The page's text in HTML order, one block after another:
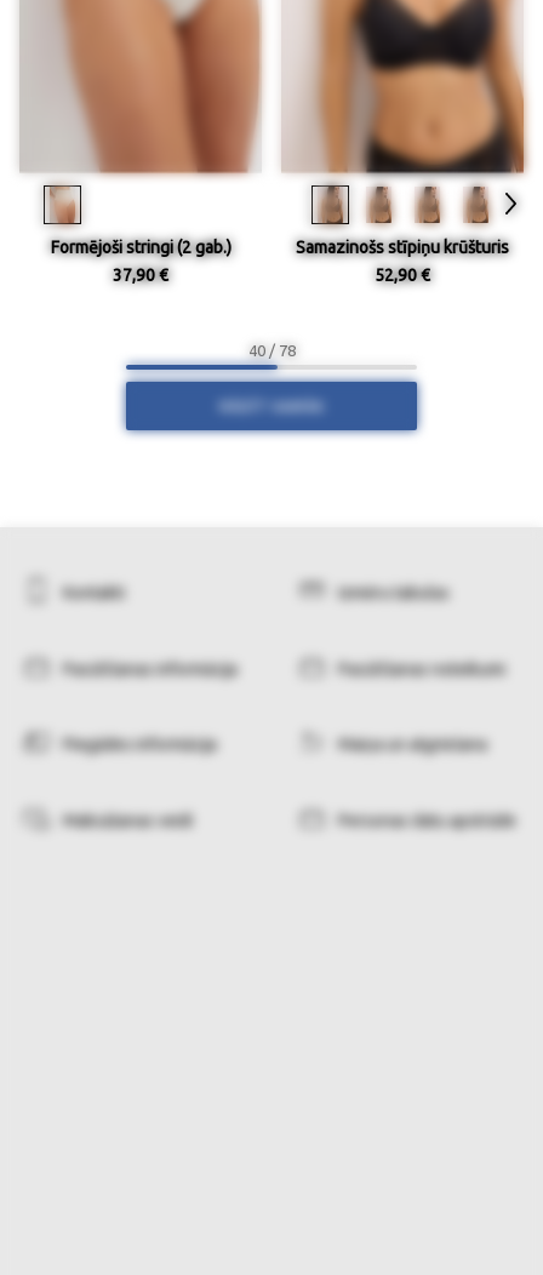
Formējoši stringi (2 gab.)
37,90 €
Samazinošs stīpiņu krūšturis
52,90 €
40 / 78
Kontakti Izmēru tabulas
Pasūtīšanas informācija Pasūtīšanas noteikumi
Piegādes informācija Maiņa un atgriešana
Maksāšanas veidi Personas datu apstrāde